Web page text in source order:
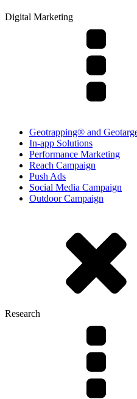
Digital Marketing
Geotrapping® and
In-app Solutions
Performance Marketing
Reach Campaign
Push Ads
Social Media Campaign
Outdoor Campaign
Research